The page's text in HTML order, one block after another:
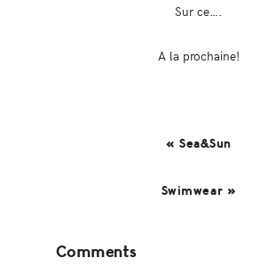
Sur ce….
A la prochaine!
« Sea&Sun
Swimwear »
Interactions
Comments